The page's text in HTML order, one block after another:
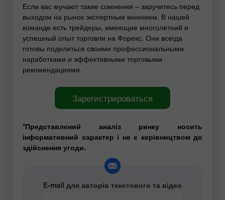
Если вас мучают такие сомнения – заручитесь перед
выходом на рынок экспертным мнением. В нашей
команде есть трейдеры, имеющие многолетний и
успешный опыт торговли на Форекс. Они всегда
готовы поделиться своими профессиональными
наработками и эффективными торговыми
рекомендациями.
Зарегистрироваться
*Представлений аналіз ринку носить
інформативний характер і не є керівництвом до
здійснення угоди.
E-mail для авторів текстового та відео